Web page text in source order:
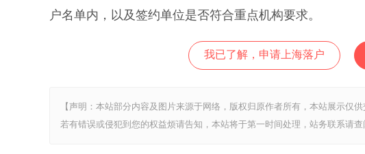
户名单内，以及签约单位是否符合重点机构要求。
我已了解，申请上海落户
【声明：本站部分内容及图片来源于网络，版权归原作者所有，本站展示仅
若有错误或侵犯到您的权益烦请告知，本站将于第一时间处理，站务联系请查